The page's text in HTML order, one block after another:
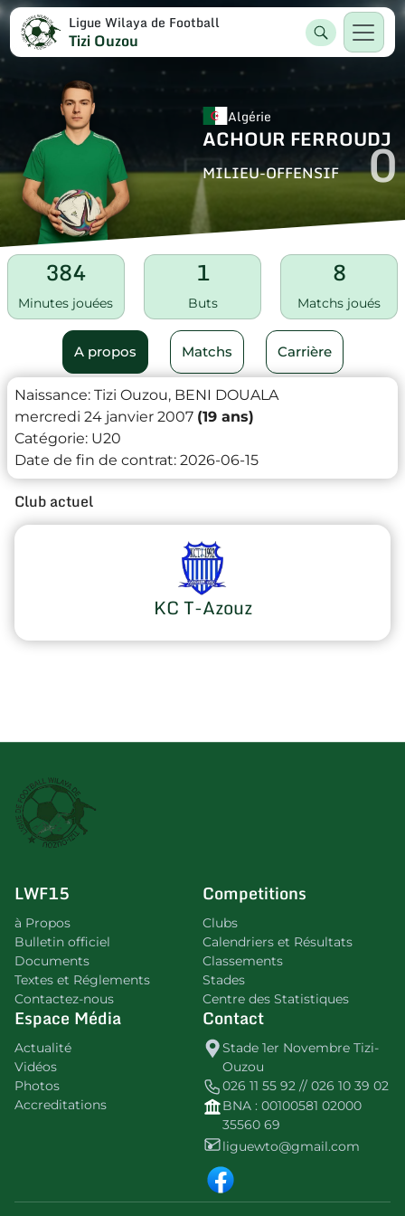
Ligue Wilaya de Football
Tizi Ouzou
Algérie
ACHOUR FERROUDJ
MILIEU-OFFENSIF 0
384
Minutes jouées
1
Buts
8
Matchs joués
A propos Matchs Carrière
Naissance: Tizi Ouzou, BENI DOUALA
mercredi 24 janvier 2007 (19 ans)
Catégorie: U20
Date de fin de contrat: 2026-06-15
Club actuel
KC T-Azouz
LWF15
à Propos
Bulletin officiel
Documents
Textes et Réglements
Contactez-nous
Competitions
Clubs
Calendriers et Résultats
Classements
Stades
Centre des Statistiques
Espace Média
Actualité
Vidéos
Photos
Accreditations
Contact
Stade 1er Novembre Tizi-
Ouzou
026 11 55 92 // 026 10 39 02
BNA : 00100581 02000
35560 69
liguewto@gmail.com